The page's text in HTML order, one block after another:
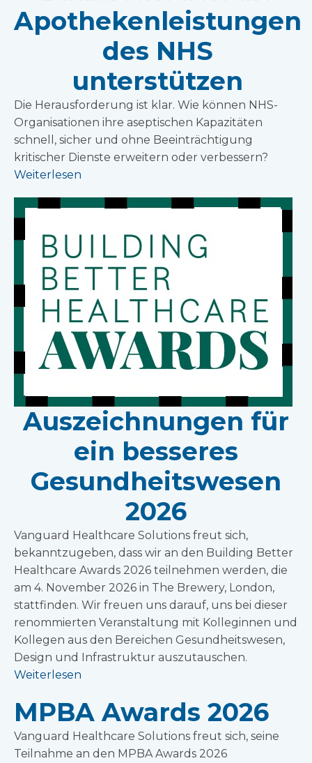
Apothekenleistungen
des NHS
unterstützen
Die Herausforderung ist klar. Wie können NHS-
Organisationen ihre aseptischen Kapazitäten
schnell, sicher und ohne Beeinträchtigung
kritischer Dienste erweitern oder verbessern?
Weiterlesen
Auszeichnungen für
ein besseres
Gesundheitswesen
2026
Vanguard Healthcare Solutions freut sich,
bekanntzugeben, dass wir an den Building Better
Healthcare Awards 2026 teilnehmen werden, die
am 4. November 2026 in The Brewery, London,
stattfinden. Wir freuen uns darauf, uns bei dieser
renommierten Veranstaltung mit Kolleginnen und
Kollegen aus den Bereichen Gesundheitswesen,
Design und Infrastruktur auszutauschen.
Weiterlesen
MPBA Awards 2026
Vanguard Healthcare Solutions freut sich, seine
Teilnahme an den MPBA Awards 2026